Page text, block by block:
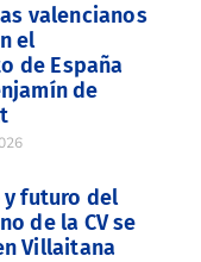
valencianos
el
de España
de
y futuro del
de la CV se
Villaitana